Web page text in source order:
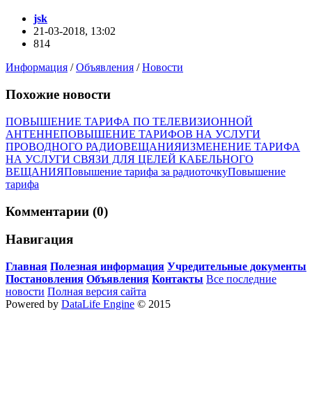
jsk
21-03-2018, 13:02
814
Информация /Объявления /Новости
Похожие новости
ПОВЫШЕНИЕ ТАРИФА ПО ТЕЛЕВИЗИОННОЙ
АНТЕННЕПОВЫШЕНИЕ ТАРИФОВ НА УСЛУГИ
ПРОВОДНОГО РАДИОВЕЩАНИЯИЗМЕНЕНИЕ ТАРИФА
НА УСЛУГИ СВЯЗИ ДЛЯ ЦЕЛЕЙ КАБЕЛЬНОГО
ВЕЩАНИЯПовышение тарифа за радиоточкуПовышение
тарифа
Комментарии (0)
Навигация
Главная Полезная информация Учредительные документы
Постановления Объявления Контакты Все последние
новости Полная версия сайта
Powered by DataLife Engine © 2015